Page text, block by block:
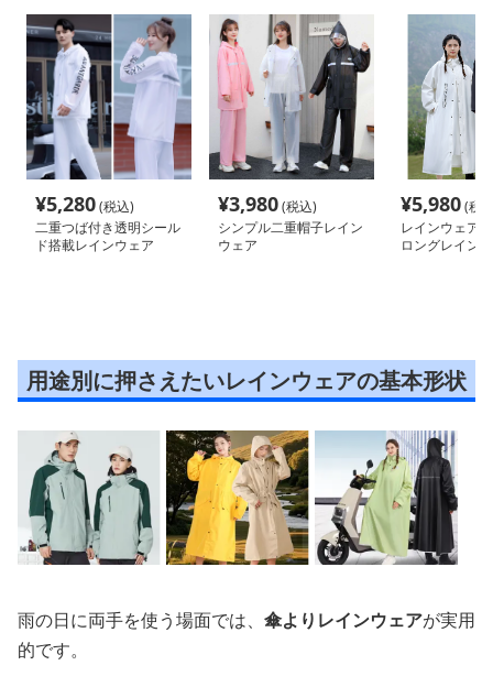
¥5,280(税込)
二重つば付き透明シール
ド搭載レインウェア
¥3,980(税込)
シンプル二重帽子レイン
ウェア
¥5,980(税
レインウェア
ロングレイン
用途別に押さえたいレインウェアの基本形状
雨の日に両手を使う場面では、 傘よりレインウェアが実用
的です。